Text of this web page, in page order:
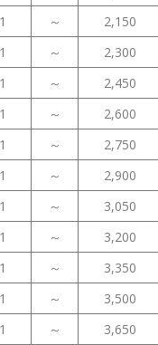
～ 2,150
～ 2,300
～ 2,450
～ 2,600
～ 2,750
～ 2,900
～ 3,050
～ 3,200
～ 3,350
～ 3,500
～ 3,650